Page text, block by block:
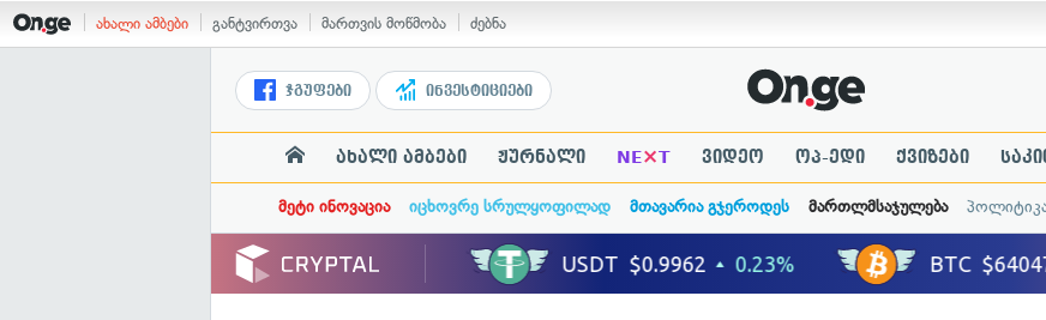
ახალი ამბები განტვირთვა მართვის მოწმობა ძებნა
ჯგუფები ინვესტიციები
ახალი ამბები ჟურნალი NE×T ვიდეო ოპ-ედი ქვიზები
მეტი ინოვაცია იცხოვრე სრულყოფილად მთავარია გჯეროდეს მართლმსაჯულება